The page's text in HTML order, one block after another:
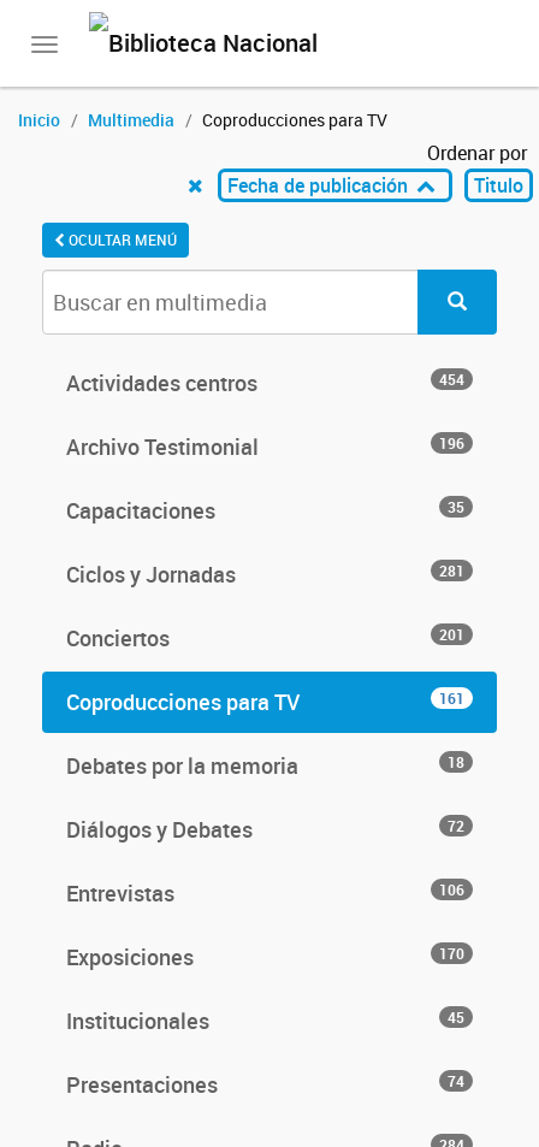
Toggle
Inicio Multimedia Coproducciones para TV
Ordenar por
Fecha de publicación
Titulo
OCULTAR MENÚ
Actividades centros 454
Archivo Testimonial 196
Capacitaciones 35
Ciclos y Jornadas 281
Conciertos 201
Coproducciones para TV 161
Debates por la memoria 18
Diálogos y Debates 72
Entrevistas 106
Exposiciones 170
Institucionales 45
Presentaciones 74